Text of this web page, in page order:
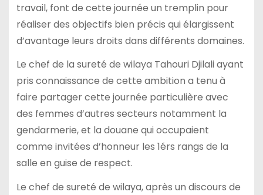
travail, font de cette journée un tremplin pour
réaliser des objectifs bien précis qui élargissent
d’avantage leurs droits dans différents domaines.
Le chef de la sureté de wilaya Tahouri Djilali ayant
pris connaissance de cette ambition a tenu à
faire partager cette journée particulière avec
des femmes d’autres secteurs notamment la
gendarmerie, et la douane qui occupaient
comme invitées d’honneur les 1érs rangs de la
salle en guise de respect.
Le chef de sureté de wilaya, après un discours de